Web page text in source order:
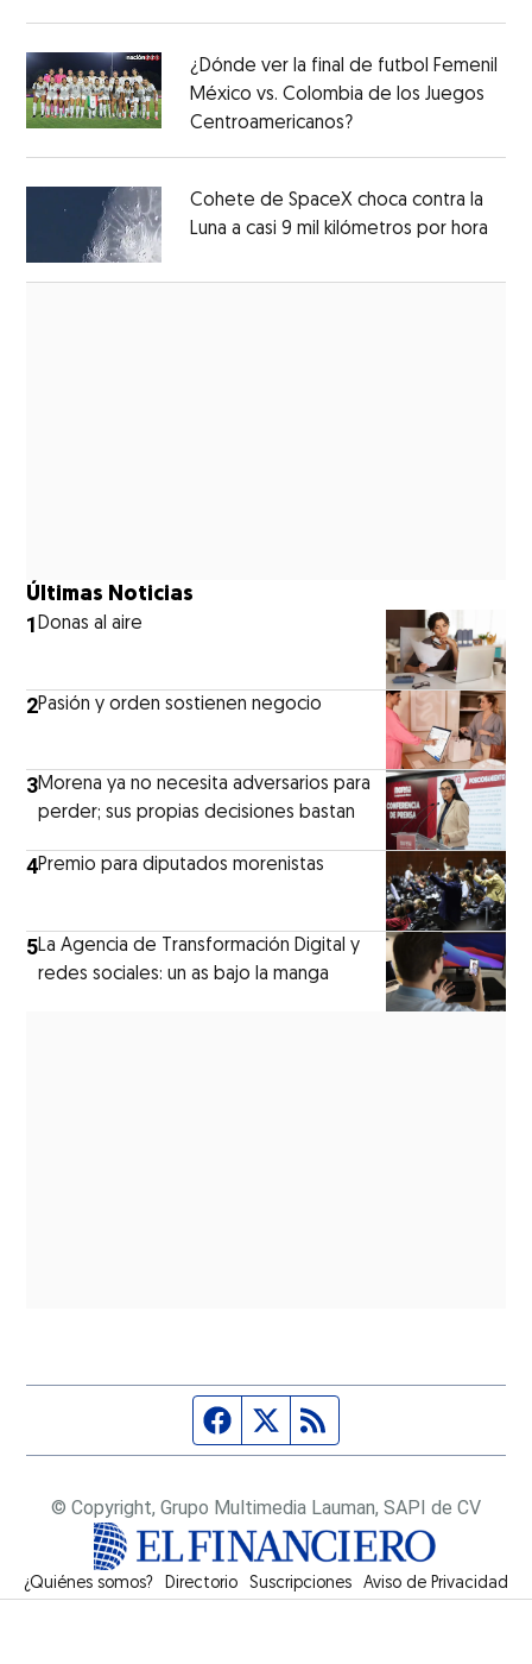
¿Dónde ver la final de futbol Femenil
México vs. Colombia de los Juegos
Centroamericanos?Opens in new
Cohete de SpaceX choca contra la
Luna a casi 9 mil kilómetros por hora
Últimas Noticias
1Donas al aire
2Pasión y orden sostienen negocio
3Morena ya no necesita adversarios para
perder; sus propias decisiones bastan
4Premio para diputados morenistas
5La Agencia de Transformación Digital y
redes sociales: un as bajo la manga
Página de Facebook
Fuente Twitter
© Copyright, Grupo Multimedia Lauman, SAPI de CV
¿Quiénes somos? Directorio Suscripciones Opens in new window
Aviso de Privacidad